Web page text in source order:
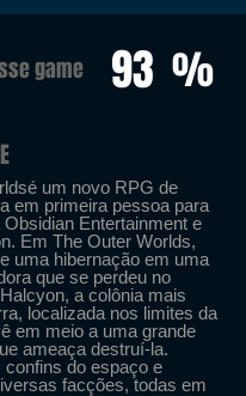
game 93 %
um novo RPG de
em primeira pessoa para
Obsidian Entertainment e
Em The Outer Worlds,
uma hibernação em uma
que se perdeu no
a colônia mais
localizada nos limites da
em meio a uma grande
ameaça destruí-la.
confins do espaço e
facções, todas em